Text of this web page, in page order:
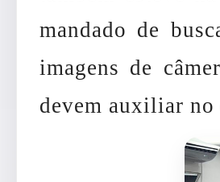
mandado de
imagens de
devem auxiliar